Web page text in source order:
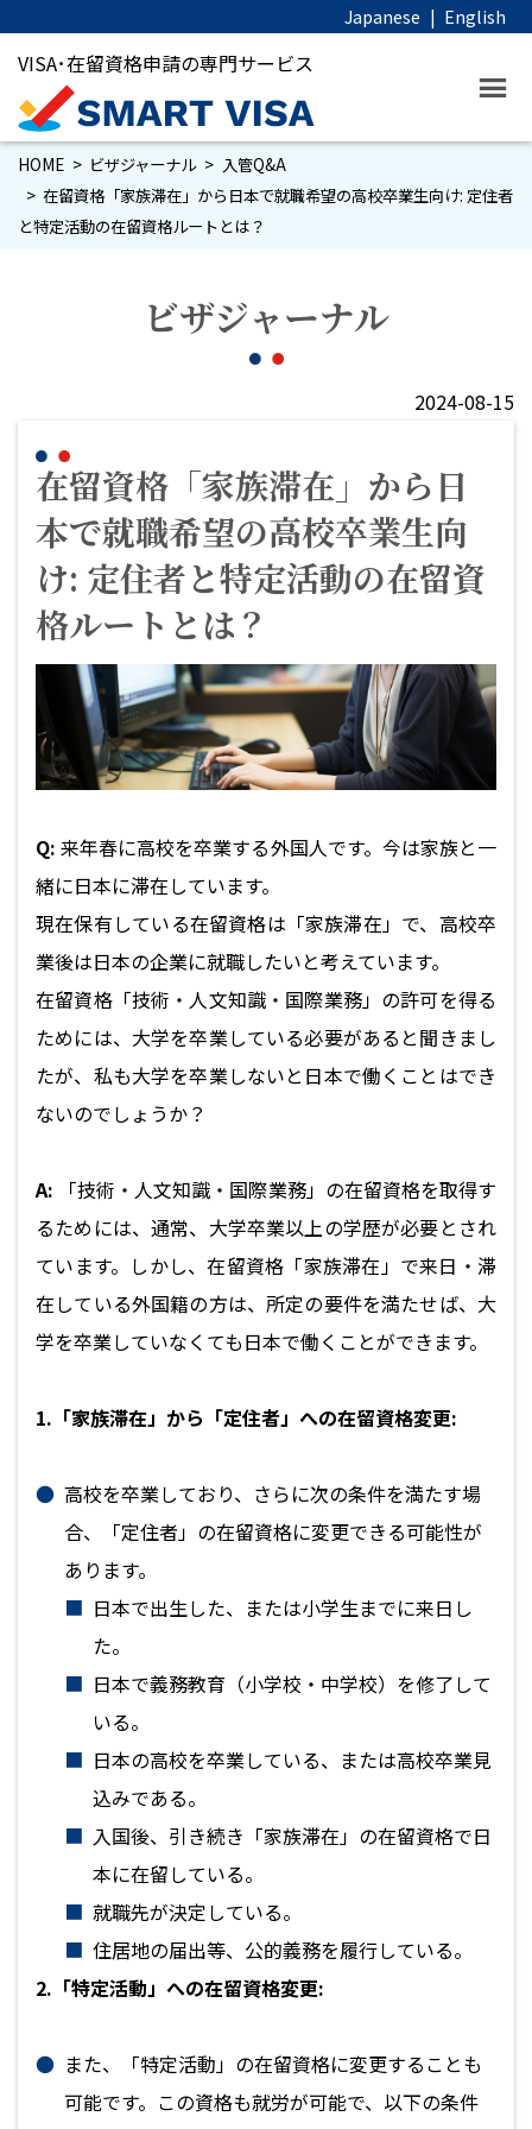
VISA･在留資格申請の専門サービス
Japanese | English
HOME ビザジャーナル
入管Q&A
在留資格「家族滞在」から日本で就職希望の高校卒業生向け: 定住者
と特定活動の在留資格ルートとは？
ビザジャーナル
2024-08-15
在留資格「家族滞在」から日
本で就職希望の高校卒業生向
け: 定住者と特定活動の在留資
格ルートとは？
Q:来年春に高校を卒業する外国人です。今は家族と一
緒に日本に滞在しています。
現在保有している在留資格は「家族滞在」で、高校卒
業後は日本の企業に就職したいと考えています。
在留資格「技術・人文知識・国際業務」の許可を得る
ためには、大学を卒業している必要があると聞きまし
たが、私も大学を卒業しないと日本で働くことはでき
ないのでしょうか？
A:
「技術・人文知識・国際業務」の在留資格を取得す
るためには、通常、大学卒業以上の学歴が必要とされ
ています。しかし、在留資格「家族滞在」で来日・滞
在している外国籍の方は、所定の要件を満たせば、大
学を卒業していなくても日本で働くことができます。
1.「家族滞在」から「定住者」への在留資格変更:
高校を卒業しており、さらに次の条件を満たす場
合、「定住者」の在留資格に変更できる可能性が
あります。
日本で出生した、または小学生までに来日し
た。
日本で義務教育（小学校・中学校）を修了して
いる。
日本の高校を卒業している、または高校卒業見
込みである。
入国後、引き続き「家族滞在」の在留資格で日
本に在留している。
就職先が決定している。
住居地の届出等、公的義務を履行している。
2.「特定活動」への在留資格変更:
また、「特定活動」の在留資格に変更することも
可能です。この資格も就労が可能で、以下の条件